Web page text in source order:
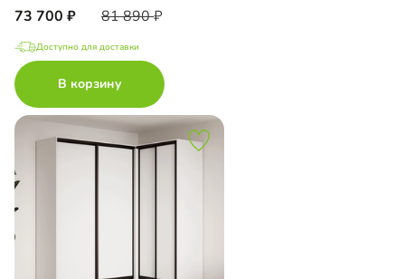
73 700 81 890
Доступно для доставки
В корзину